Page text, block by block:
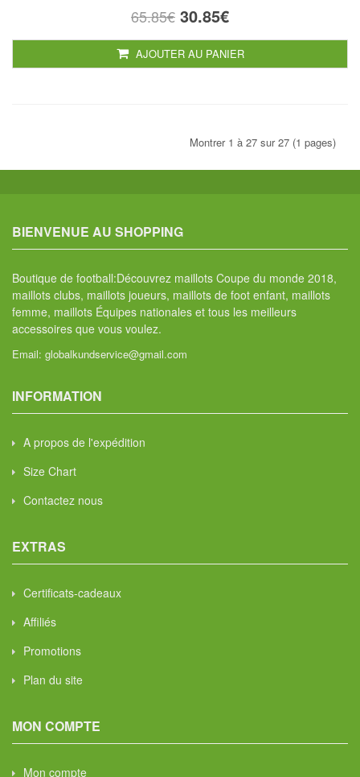
65.85€ 30.85€
AJOUTER AU PANIER
Montrer 1 à 27 sur 27 (1 pages)
BIENVENUE AU SHOPPING
Boutique de football:Découvrez maillots Coupe du monde 2018,
maillots clubs, maillots joueurs, maillots de foot enfant, maillots
femme, maillots Équipes nationales et tous les meilleurs
accessoires que vous voulez.
Email: globalkundservice@gmail.com
INFORMATION
A propos de l'expédition
Size Chart
Contactez nous
EXTRAS
Certificats-cadeaux
Affiliés
Promotions
Plan du site
MON COMPTE
Mon compte